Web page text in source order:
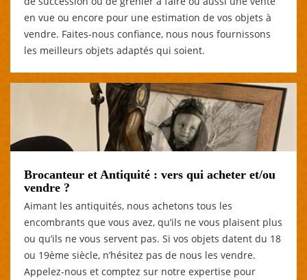
en vue ou encore pour une estimation de vos objets à
vendre. Faites-nous confiance, nous nous fournissons
les meilleurs objets adaptés qui soient.
Brocanteur et Antiquité : vers qui acheter et/ou
vendre ?
Aimant les antiquités, nous achetons tous les
encombrants que vous avez, qu’ils ne vous plaisent plus
ou qu’ils ne vous servent pas. Si vos objets datent du 18
ou 19ème siècle, n’hésitez pas de nous les vendre.
Appelez-nous et comptez sur notre expertise pour